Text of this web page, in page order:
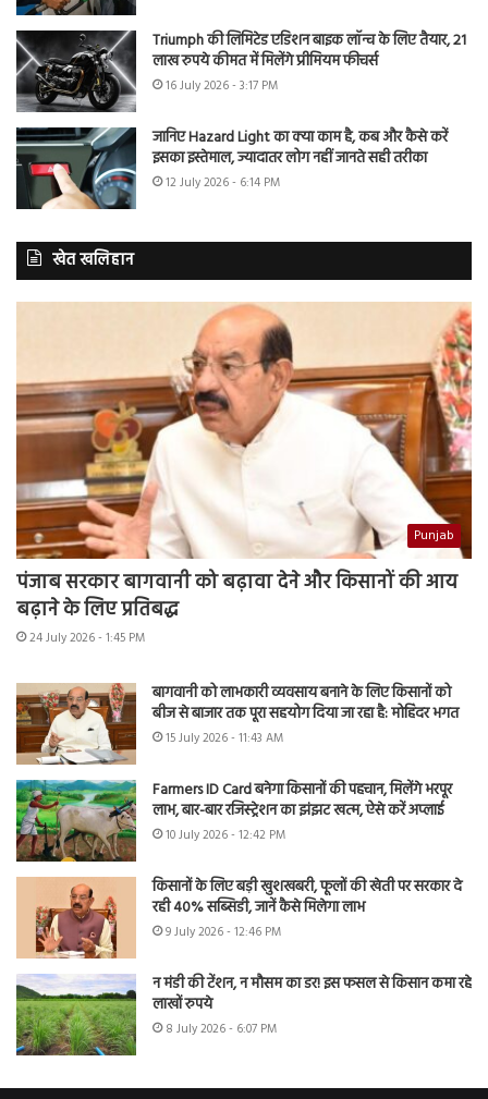
Triumph की लिमिटेड एडिशन बाइक लॉन्च के लिए तैयार, 21
लाख रुपये कीमत में मिलेंगे प्रीमियम फीचर्स
16 July 2026 - 3:17 PM
जानिए Hazard Light का क्या काम है, कब और कैसे करें
इसका इस्तेमाल, ज्यादातर लोग नहीं जानते सही तरीका
12 July 2026 - 6:14 PM
खेत खलिहान
Punjab
पंजाब सरकार बागवानी को बढ़ावा देने और किसानों की आय
बढ़ाने के लिए प्रतिबद्ध
24 July 2026 - 1:45 PM
बागवानी को लाभकारी व्यवसाय बनाने के लिए किसानों को
बीज से बाजार तक पूरा सहयोग दिया जा रहा है: मोहिंदर भगत
15 July 2026 - 11:43 AM
Farmers ID Card बनेगा किसानों की पहचान, मिलेंगे भरपूर
लाभ, बार-बार रजिस्ट्रेशन का झंझट खत्म, ऐसे करें अप्लाई
10 July 2026 - 12:42 PM
किसानों के लिए बड़ी खुशखबरी, फूलों की खेती पर सरकार दे
रही 40% सब्सिडी, जानें कैसे मिलेगा लाभ
9 July 2026 - 12:46 PM
न मंडी की टेंशन, न मौसम का डर! इस फसल से किसान कमा रहे
लाखों रुपये
8 July 2026 - 6:07 PM